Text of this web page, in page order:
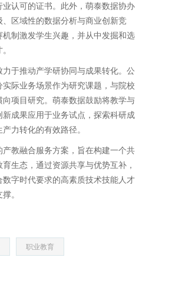
业认可的证书。此外，萌泰数据协办
、区域性的数据分析与商业创新竞
机制激发学生兴趣，并从中发掘和选
力于推动产学研协同与成果转化。公
实际业务场景作为研究课题，与院校
向项目研究。萌泰数据鼓励将教学与
新成果应用于业务试点，探索科研成
力转化的有效路径。
产教融合服务方案，旨在构建一个共
生态，通过资源共享与优势互补，
数字时代要求的高素质技术技能人才
。
职业教育